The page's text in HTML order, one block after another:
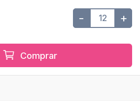
- +
Comprar